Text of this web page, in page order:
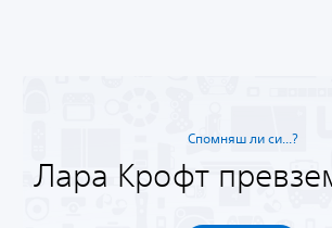
Спомняш ли си...?
Лара Крофт